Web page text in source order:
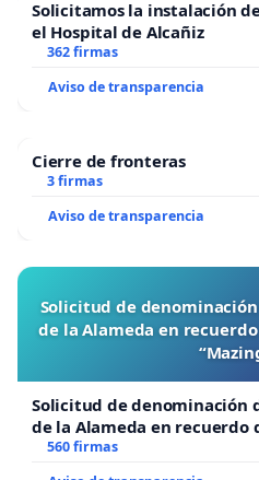
Solicitamos la instalación
el Hospital de Alcañiz
362 firmas
Aviso de transparencia
Cierre de fronteras
3 firmas
Aviso de transparencia
Solicitud de
de la Alameda en
Solicitud de denominación
de la Alameda en recuerdo
“Mazinger”
560 firmas